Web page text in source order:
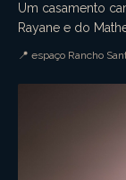
Um casamento
Rayane e do
📍 espaço Rancho